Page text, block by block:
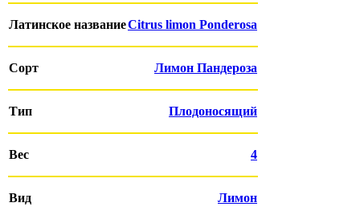
Латинское названиеCitrus limon Ponderosa
Сорт Лимон Пандероза
Тип Плодоносящий
Вес 4
Вид Лимон